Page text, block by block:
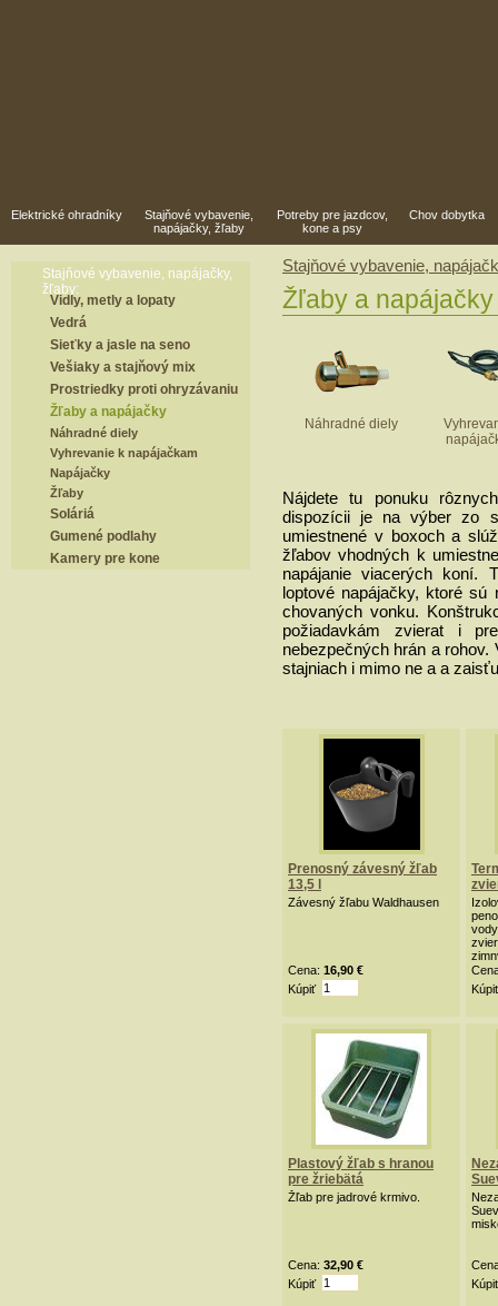
Elektrické ohradníky
Stajňové vybavenie,
napájačky, žľaby
Potreby pre jazdcov,
kone a psy
Chov dobytka
Stajňové vybavenie, napájačky,
žľaby:
Vidly, metly a lopaty
Vedrá
Sieťky a jasle na seno
Vešiaky a stajňový mix
Prostriedky proti ohryzávaniu
Žľaby a napájačky
Náhradné diely
Vyhrevanie k napájačkam
Napájačky
Žľaby
Soláriá
Gumené podlahy
Kamery pre kone
Stajňové vybavenie,
Žľaby a napájačky
Náhradné diely
Nájdete tu ponuku
dispozícii je na výber zo
umiestnené v boxoch a
žľabov vhodných k
napájanie viacerých koní.
loptové napájačky, ktoré sú
chovaných vonku.
požiadavkám zvierat i
nebezpečných hrán a
stajniach i mimo ne a a
Prenosný závesný žľab
13,5 l
Závesný žľabu Waldhausen
Cena: 16,90 €
Kúpiť
Kúpiť
Plastový žľab s hranou
pre žriebätá
Žľab pre jadrové krmivo.
Cena: 32,90 €
Kúpiť
Kúpiť